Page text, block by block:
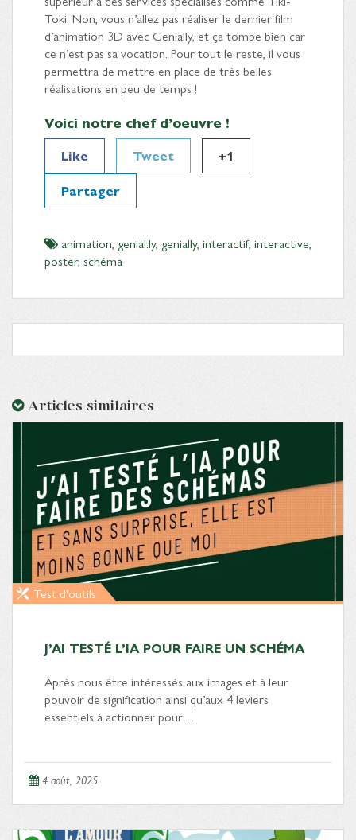
Toki. Non, vous n’allez pas réaliser le dernier film
d’animation 3D avec Genially, et ça tombe bien car
ce n’est pas sa vocation. Pour tout le reste, il vous
permettra de mettre en place de très belles
réalisations en peu de temps !
Voici notre chef d’oeuvre !
Like Tweet
+1
Partager
animation, genial.ly, genially, interactif, interactive,
poster, schéma
Articles similaires
Test d'outils
J’AI TESTÉ L’IA POUR FAIRE UN SCHÉMA
Après nous être intéressés aux images et à leur
pouvoir de signification ainsi qu’aux 4 leviers
essentiels à actionner pour…
4 août, 2025